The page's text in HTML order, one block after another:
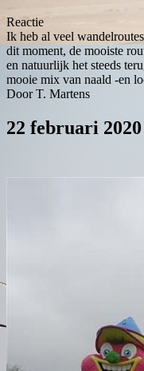
Reactie
Ik heb al veel
dit moment, de mooiste
en natuurlijk het steeds
mooie mix van naald -en
Door T. Martens
22 februari 2020